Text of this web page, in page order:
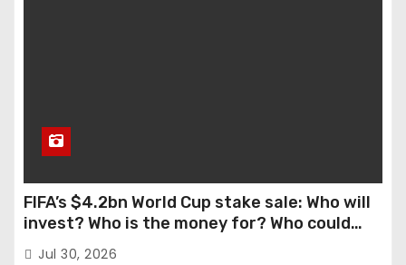
FIFA’s $4.2bn World Cup stake sale: Who will
invest? Who is the money for? Who could
stop this?
Jul 30, 2026